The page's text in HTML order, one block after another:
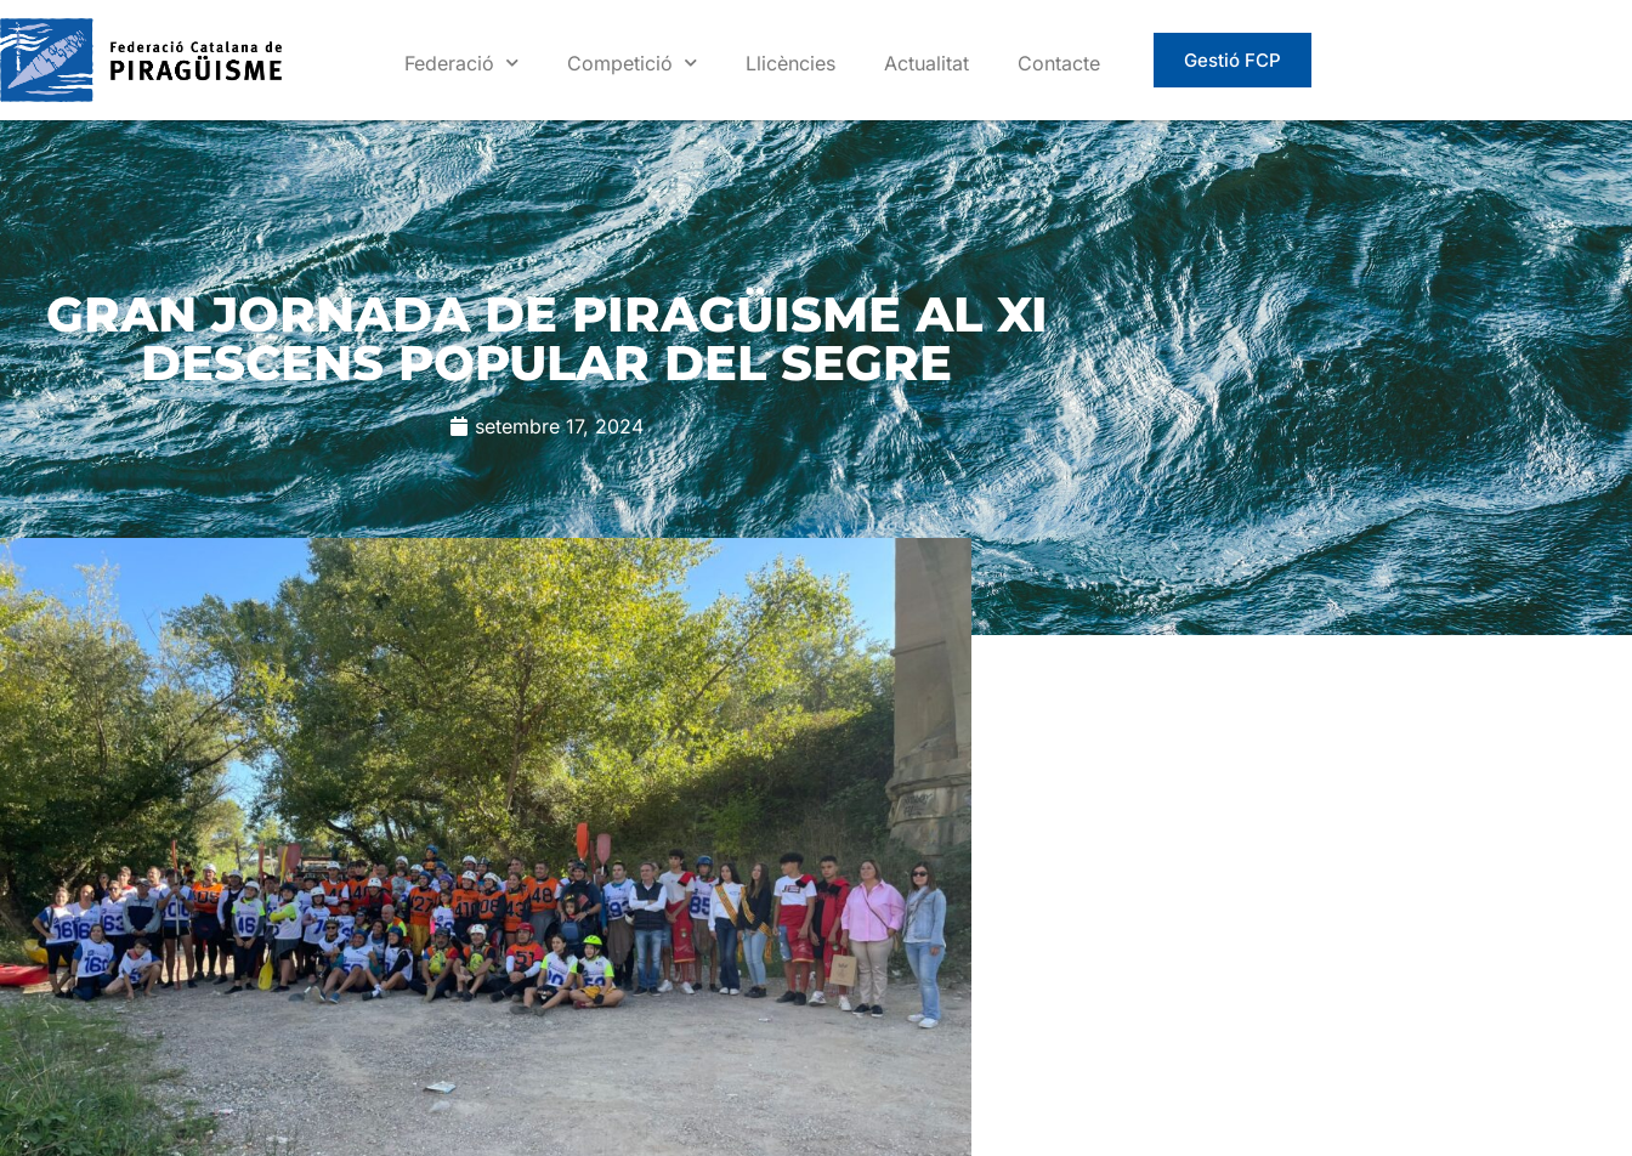
Federació Competició Llicències Actualitat Contacte Gestió FCP
GRAN JORNADA DE PIRAGÜISME AL XI
DESCENS POPULAR DEL SEGRE
setembre 17, 2024